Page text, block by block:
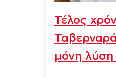
Τέλος
μόνη λύση